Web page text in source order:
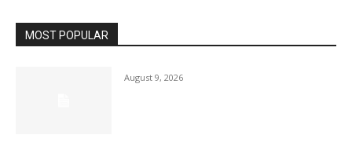
MOST POPULAR
August 9, 2026